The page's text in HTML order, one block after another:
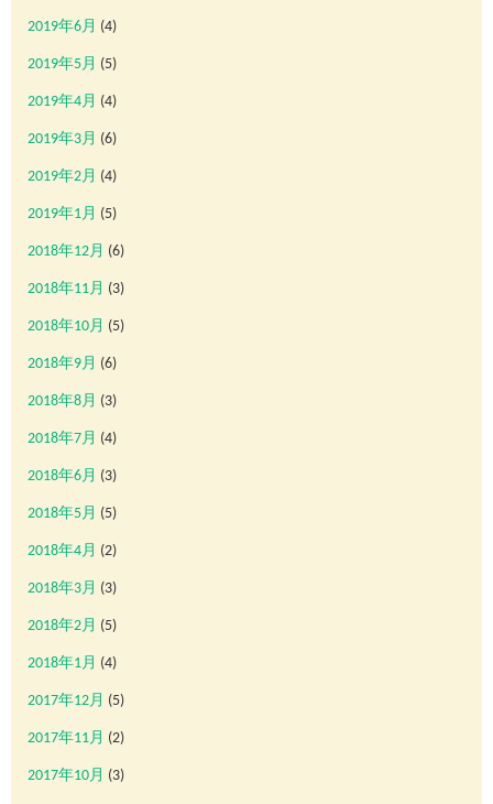
2019年6月 (4)
2019年5月 (5)
2019年4月 (4)
2019年3月 (6)
2019年2月 (4)
2019年1月 (5)
2018年12月 (6)
2018年11月 (3)
2018年10月 (5)
2018年9月 (6)
2018年8月 (3)
2018年7月 (4)
2018年6月 (3)
2018年5月 (5)
2018年4月 (2)
2018年3月 (3)
2018年2月 (5)
2018年1月 (4)
2017年12月 (5)
2017年11月 (2)
2017年10月 (3)